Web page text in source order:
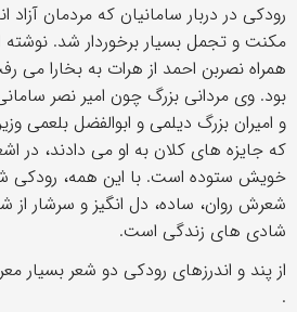
رودکی در دربار سامانیان که مردمان آزاد
مکنت و تجمل بسیار برخوردار شد.
همراه نصربن احمد از هرات به بخارا می
بود. وی مردانی بزرگ چون امیر نصر
و امیران بزرگ دیلمی و ابوالفضل بلعمی
که جایزه های کلان به او می دادند، در
خویش ستوده است. با این همه، رودکی
شعرش روان، ساده، دل انگیز و سرشار
شادی های زندگی است.
از پند و اندرزهای رودکی دو شعر بسیار
.